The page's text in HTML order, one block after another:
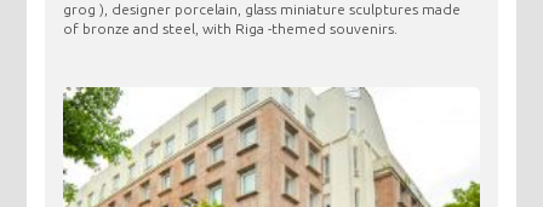
grog ), designer porcelain, glass miniature sculptures made
of bronze and steel, with Riga -themed souvenirs.